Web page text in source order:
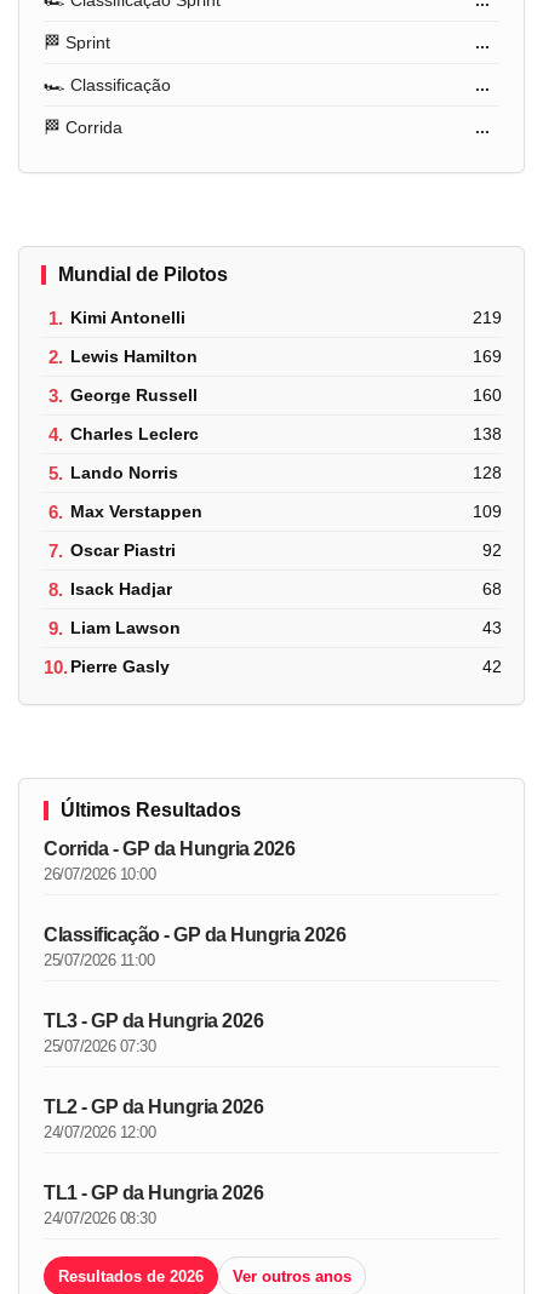
🏁 Sprint ...
🏎️ Classificação ...
🏁 Corrida ...
Mundial de Pilotos
1. Kimi Antonelli 219
2. Lewis Hamilton 169
3. George Russell 160
4. Charles Leclerc 138
5. Lando Norris 128
6. Max Verstappen 109
7. Oscar Piastri 92
8. Isack Hadjar 68
9. Liam Lawson 43
10.Pierre Gasly 42
Últimos Resultados
Corrida - GP da Hungria 2026
26/07/2026 10:00
Classificação - GP da Hungria 2026
25/07/2026 11:00
TL3 - GP da Hungria 2026
25/07/2026 07:30
TL2 - GP da Hungria 2026
24/07/2026 12:00
TL1 - GP da Hungria 2026
24/07/2026 08:30
Resultados de 2026 Ver outros anos